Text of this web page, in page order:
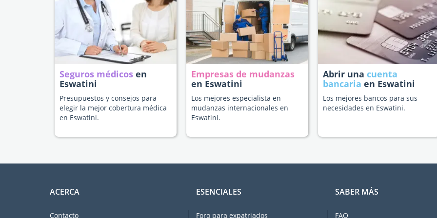
Seguros médicos en
Eswatini
Presupuestos y consejos para
elegir la mejor cobertura médica
en Eswatini.
Empresas de mudanzas
en Eswatini
Los mejores especialista en
mudanzas internacionales en
Eswatini.
Abrir una cuenta
bancaria en Eswatini
Los mejores bancos para sus
necesidades en Eswatini.
ACERCA
Contacto
ESENCIALES
Foro para expatriados
SABER MÁS
FAQ